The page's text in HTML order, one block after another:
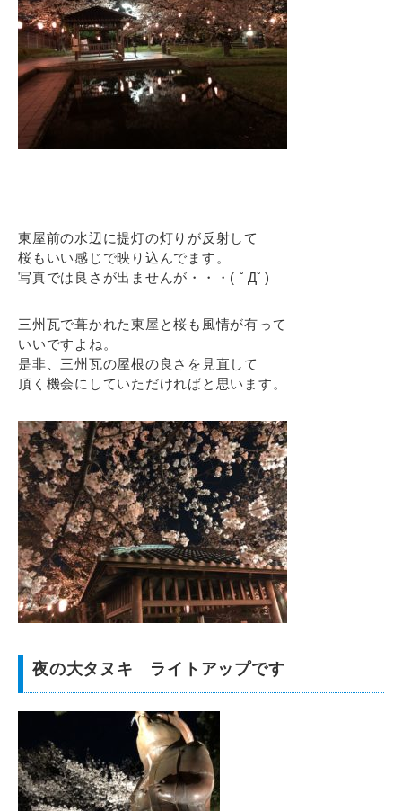
東屋前の水辺に提灯の灯りが反射して
桜もいい感じで映り込んでます。
写真では良さが出ませんが・・・( ﾟДﾟ)
三州瓦で葺かれた東屋と桜も風情が有って
いいですよね。
是非、三州瓦の屋根の良さを見直して
頂く機会にしていただければと思います。
夜の大タヌキ ライトアップです